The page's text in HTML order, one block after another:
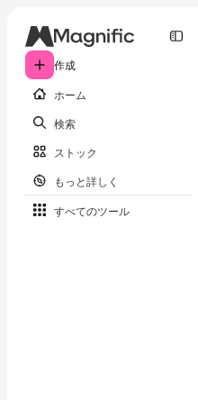
作成
ホーム
検索
ストック
もっと詳しく
すべてのツール